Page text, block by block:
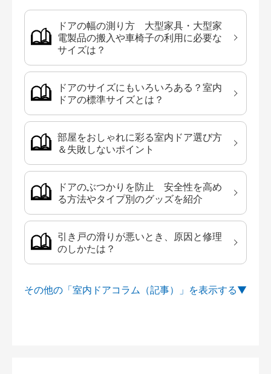
ドアの幅の測り方 大型家具・大型家
電製品の搬入や車椅子の利用に必要な
サイズは？
ドアのサイズにもいろいろある？室内
ドアの標準サイズとは？
部屋をおしゃれに彩る室内ドア選び方
＆失敗しないポイント
ドアのぶつかりを防止 安全性を高め
る方法やタイプ別のグッズを紹介
引き戸の滑りが悪いとき、原因と修理
のしかたは？
その他の「室内ドアコラム（記事）」を